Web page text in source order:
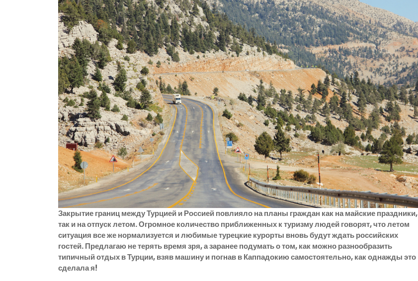
Закрытие границ между Турцией и Россией повлияло на планы граждан как на майские праздники,
так и на отпуск летом. Огромное количество приближенных к туризму людей говорят, что летом
ситуация все же нормализуется и любимые турецкие курорты вновь будут ждать российских
гостей. Предлагаю не терять время зря, а заранее подумать о том, как можно разнообразить
типичный отдых в Турции, взяв машину и погнав в Каппадокию самостоятельно, как однажды это
сделала я!